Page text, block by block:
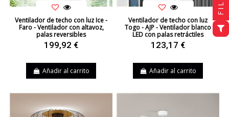
Ventilador de techo con luz Ice -
Faro - Ventilador con altavoz,
palas reversibles
199,92 €
Añadir al carrito
Ventilador de techo con luz
Togo - AJP - Ventilador blanco
LED con palas retráctiles
123,17 €
Añadir al carrito